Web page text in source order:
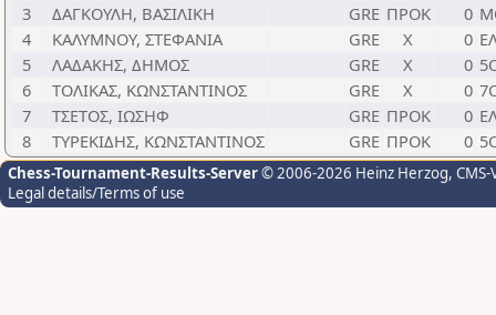
3
ΔΑΓΚΟΥΛΗ, ΒΑΣΙΛΙΚΗ GRE ΠΡΟΚ 0
4
ΚΑΛΥΜΝΟΥ, ΣΤΕΦΑΝΙΑ GRE Χ 0
5
ΛΑΔΑΚΗΣ, ΔΗΜΟΣ GRE Χ 0
6
ΤΟΛΙΚΑΣ, ΚΩΝΣΤΑΝΤΙΝΟΣ GRE X 0
7
ΤΣΕΤΟΣ, ΙΩΣΗΦ GRE ΠΡΟΚ 0
8
ΤΥΡΕΚΙΔΗΣ, ΚΩΝΣΤΑΝΤΙΝΟΣ GRE ΠΡΟΚ 0
Chess-Tournament-Results-Server© 2006-2026 Heinz Herzog,
Legal details/Terms of use